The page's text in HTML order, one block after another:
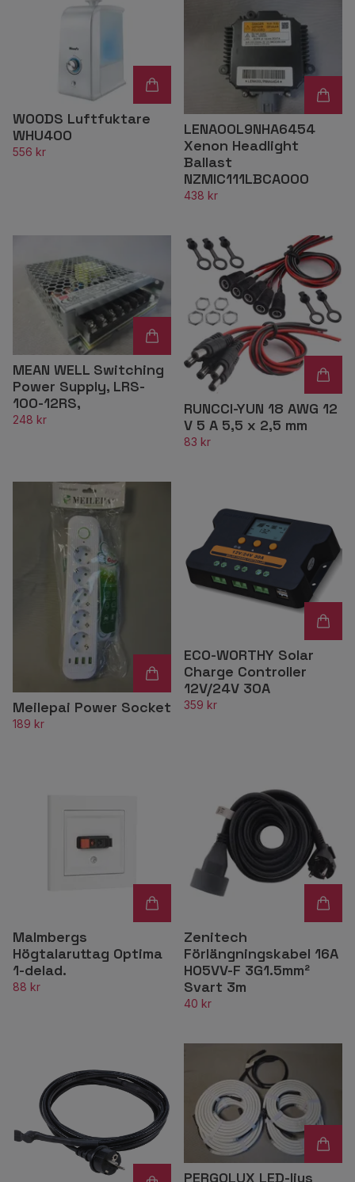
WOODS Luftfuktare
WHU400
556 kr
LENA00L9NHA6454
Xenon Headlight
Ballast
NZMIC111LBCA000
438 kr
MEAN WELL Switching
Power Supply, LRS-
100-12RS,
248 kr
RUNCCI-YUN 18 AWG 12
V 5 A 5,5 x 2,5 mm
83 kr
Meilepai Power Socket
189 kr
ECO-WORTHY Solar
Charge Controller
12V/24V 30A
359 kr
Malmbergs
Högtalaruttag Optima
1-delad.
88 kr
Zenitech
Förlängningskabel 16A
HO5VV-F 3G1.5mm²
Svart 3m
40 kr
PERGOLUX LED-ljus